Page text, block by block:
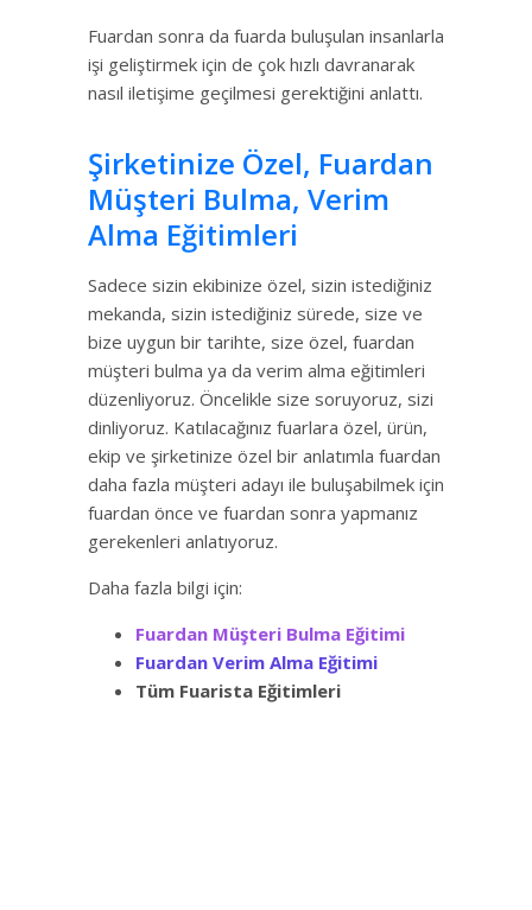
Fuardan sonra da fuarda buluşulan insanlarla
işi geliştirmek için de çok hızlı davranarak
nasıl iletişime geçilmesi gerektiğini anlattı.
Şirketinize Özel, Fuardan
Müşteri Bulma, Verim
Alma Eğitimleri
Sadece sizin ekibinize özel, sizin istediğiniz
mekanda, sizin istediğiniz sürede, size ve
bize uygun bir tarihte, size özel, fuardan
müşteri bulma ya da verim alma eğitimleri
düzenliyoruz. Öncelikle size soruyoruz, sizi
dinliyoruz. Katılacağınız fuarlara özel, ürün,
ekip ve şirketinize özel bir anlatımla fuardan
daha fazla müşteri adayı ile buluşabilmek için
fuardan önce ve fuardan sonra yapmanız
gerekenleri anlatıyoruz.
Daha fazla bilgi için:
Fuardan Müşteri Bulma Eğitimi
Fuardan Verim Alma Eğitimi
Tüm Fuarista Eğitimleri